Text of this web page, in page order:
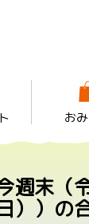
お
週末
））の